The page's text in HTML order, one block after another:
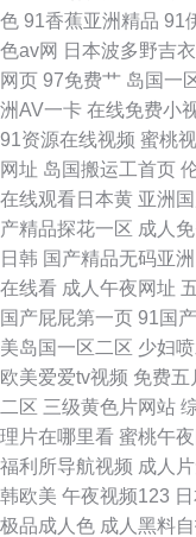
色 91香蕉亚洲精品 91
色av网 日本波多野吉衣
网页 97免费艹 岛国一
洲AV一卡 在线免费小
91资源在线视频 蜜桃
网址 岛国搬运工首页
在线观看日本黄 亚洲
产精品探花一区 成人
日韩 国产精品无码亚洲
在线看 成人午夜网址
国产屁屁第一页 91国
美岛国一区二区 少妇
欧美爱爱tv视频 免费五
二区 三级黄色片网站
理片在哪里看 蜜桃午夜
福利所导航视频 成人
韩欧美 午夜视频123
极品成人色 成人黑料